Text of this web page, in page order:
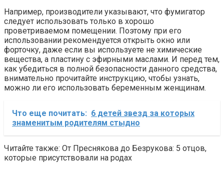
Например, производители указывают, что фумигатор
следует использовать только в хорошо
проветриваемом помещении. Поэтому при его
использовании рекомендуется открыть окно или
форточку, даже если вы используете не химические
вещества, а пластину с эфирными маслами. И перед тем,
как убедиться в полной безопасности данного средства,
внимательно прочитайте инструкцию, чтобы узнать,
можно ли его использовать беременным женщинам.
Что еще почитать: 6 детей звезд за которых
знаменитым родителям стыдно
Читайте также: От Преснякова до Безрукова: 5 отцов,
которые присутствовали на родах